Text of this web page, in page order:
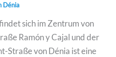
Dénia
sich im Zentrum von
Ramón y Cajal und der
Straße von Dénia ist eine